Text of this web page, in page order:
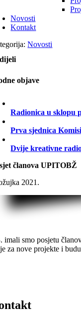
Novosti
Kontakt
Novosti
objave
Radionica u sklopu
Prva sjednica
Dvije kreativne
članova UPITOBŽ
2021.
imali smo posjetu
za nove projekte i